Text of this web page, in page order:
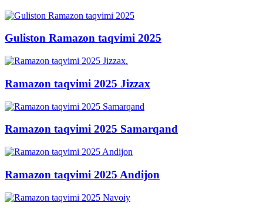
Guliston Ramazon taqvimi 2025
Ramazon taqvimi 2025 Jizzax
Ramazon taqvimi 2025 Samarqand
Ramazon taqvimi 2025 Andijon